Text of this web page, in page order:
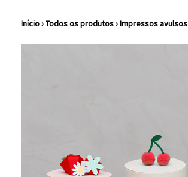
Início›Todos os produtos›Impressos avulsos